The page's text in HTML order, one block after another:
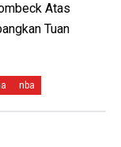
Atas
Tuan
nba